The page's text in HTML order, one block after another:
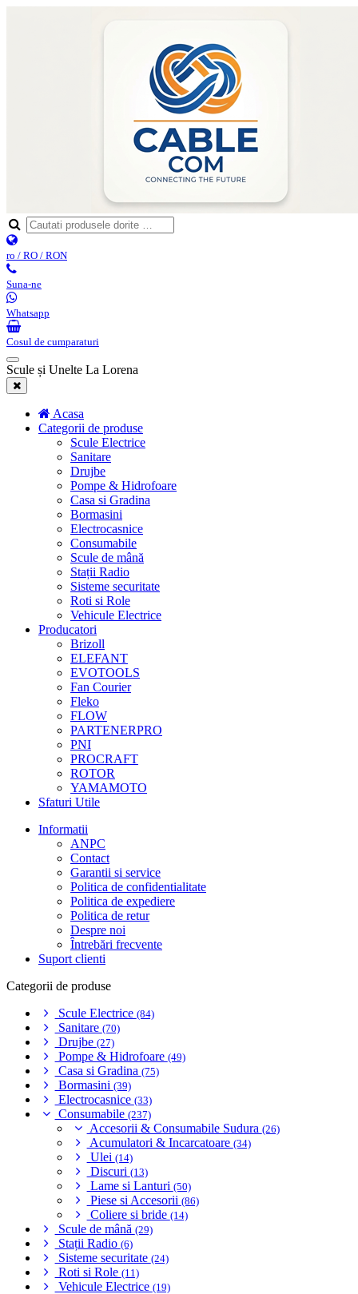
ro / RO / RON
Suna-ne
Whatsapp
Cosul de cumparaturi
Scule și Unelte La Lorena
Acasa
Categorii de produse
Scule Electrice
Sanitare
Drujbe
Pompe & Hidrofoare
Casa si Gradina
Bormasini
Electrocasnice
Consumabile
Scule de mână
Stații Radio
Sisteme securitate
Roti si Role
Vehicule Electrice
Producatori
Brizoll
ELEFANT
EVOTOOLS
Fan Courier
Fleko
FLOW
PARTENERPRO
PNI
PROCRAFT
ROTOR
YAMAMOTO
Sfaturi Utile
Informatii
ANPC
Contact
Garantii si service
Politica de confidentialitate
Politica de expediere
Politica de retur
Despre noi
Întrebări frecvente
Suport clienti
Categorii de produse
Scule Electrice (84)
Sanitare (70)
Drujbe (27)
Pompe & Hidrofoare (49)
Casa si Gradina (75)
Bormasini (39)
Electrocasnice (33)
Consumabile (237)
Accesorii & Consumabile Sudura (26)
Acumulatori & Incarcatoare (34)
Ulei (14)
Discuri (13)
Lame si Lanturi (50)
Piese si Accesorii (86)
Coliere si bride (14)
Scule de mână (29)
Stații Radio (6)
Sisteme securitate (24)
Roti si Role (11)
Vehicule Electrice (19)